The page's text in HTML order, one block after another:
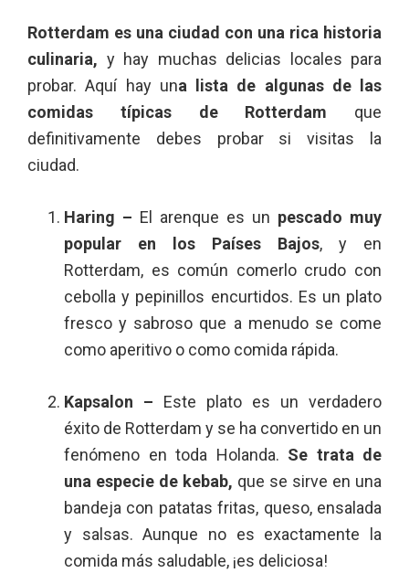
Rotterdam es una ciudad con una rica historia
culinaria, y hay muchas delicias locales para
probar. Aquí hay una lista de algunas de las
comidas típicas de Rotterdam que
definitivamente debes probar si visitas la
ciudad.
Haring – El arenque es un pescado muy
popular en los Países Bajos, y en
Rotterdam, es común comerlo crudo con
cebolla y pepinillos encurtidos. Es un plato
fresco y sabroso que a menudo se come
como aperitivo o como comida rápida.
Kapsalon – Este plato es un verdadero
éxito de Rotterdam y se ha convertido en un
fenómeno en toda Holanda. Se trata de
una especie de kebab, que se sirve en una
bandeja con patatas fritas, queso, ensalada
y salsas. Aunque no es exactamente la
comida más saludable, ¡es deliciosa!